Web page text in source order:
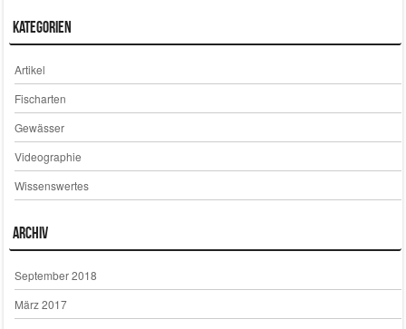
Kategorien
Artikel
Fischarten
Gewässer
Videographie
Wissenswertes
Archiv
September 2018
März 2017